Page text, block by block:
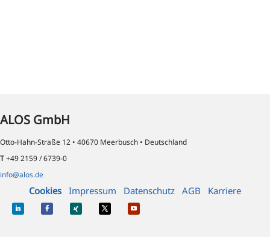
ALOS GmbH
Otto-Hahn-Straße 12 • 40670 Meerbusch • Deutschland
T+49 2159 / 6739-0
info@alos.de
Cookies Impressum Datenschutz AGB Karriere